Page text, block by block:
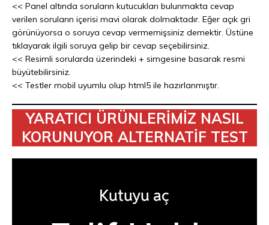
<< Panel altında soruların kutucukları bulunmakta cevap
verilen soruların içerisi mavi olarak dolmaktadır. Eğer açık gri
görünüyorsa o soruya cevap vermemişsiniz demektir. Üstüne
tıklayarak ilgili soruya gelip bir cevap seçebilirsiniz.
<< Resimli sorularda üzerindeki + simgesine basarak resmi
büyütebilirsiniz.
<< Testler mobil uyumlu olup html5 ile hazırlanmıştır.
YARATICI ÜRÜNLERİMİZ NASIL
KORUNUYOR ALTERNATİF TEST